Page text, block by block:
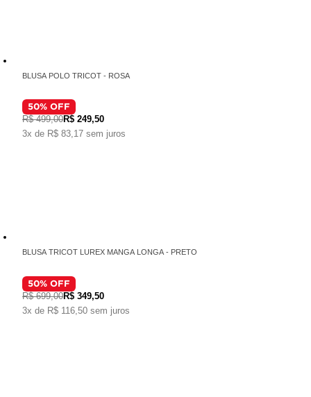
BLUSA POLO TRICOT - ROSA
R$ 499,00R$ 249,50
50% OFF
3x de R$ 83,17 sem juros
BLUSA TRICOT LUREX MANGA LONGA - PRETO
R$ 699,00R$ 349,50
50% OFF
3x de R$ 116,50 sem juros